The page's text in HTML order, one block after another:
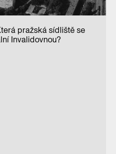
pražská sídliště se
Invalidovnou?